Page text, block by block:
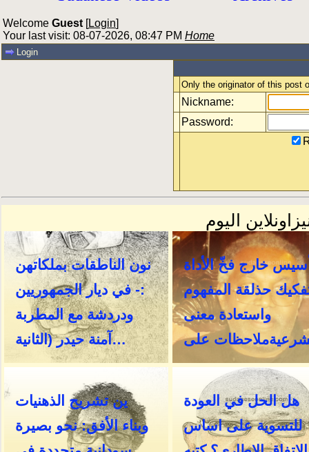
Welcome Guest [Login]
Your last visit: 08-07-2026, 08:47 PM Home
Login
Only the originator of this post
Nickname:
Password: